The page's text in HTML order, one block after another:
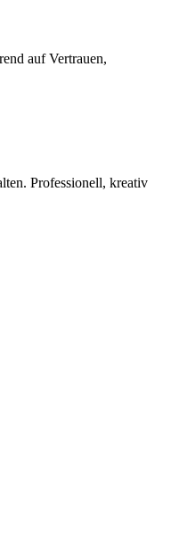
auf Vertrauen,
Professionell, kreativ